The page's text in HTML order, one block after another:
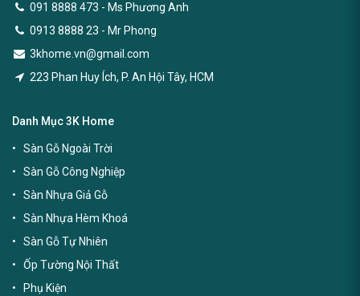
091 8888 473 - Ms Phương Anh
0913 8888 23 - Mr Phong
3khome.vn@gmail.com
223 Phan Huy Ích, P. An Hội Tây, HCM
Danh Mục 3K Home
Sàn Gỗ Ngoài Trời
Sàn Gỗ Công Nghiệp
Sàn Nhựa Giả Gỗ
Sàn Nhựa Hèm Khoá
Sàn Gỗ Tự Nhiên
Ốp Tường Nội Thất
Phụ Kiện